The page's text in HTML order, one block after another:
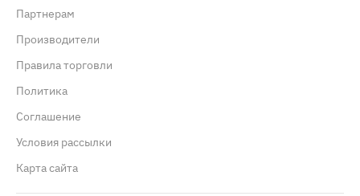
Партнерам
Производители
Правила торговли
Политика
Cоглашение
Условия рассылки
Карта сайта